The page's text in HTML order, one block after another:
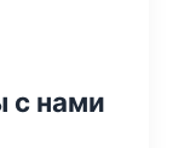
с нами